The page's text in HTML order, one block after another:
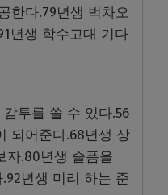
한다.79년생 벅차오
년생 학수고대 기다
투를 쓸 수 있다.56
되어준다.68년생 상
자.80년생 슬픔을
년생 미리 하는 준